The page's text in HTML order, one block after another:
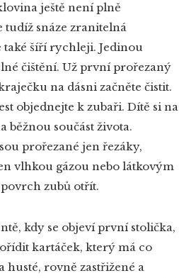
ještě není plně
tudíž snáze zranitelná
také šíří rychleji. Jedinou
čištění. Už první prořezaný
na dásni začněte čistit.
objednejte k zubaři. Dítě si na
běžnou součást života.
prořezané jen řezáky,
vlhkou gázou nebo látkovým
zubů otřít.
kdy se objeví první stolička,
kartáček, který má co
husté, rovně zastřižené a